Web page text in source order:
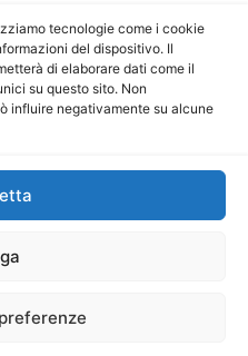
tecnologie come i cookie
del dispositivo. Il
di elaborare dati come il
su questo sito. Non
influire negativamente su alcune
Scaglione
Maria Calabrese
Cooperativa a r.l. è
di Comunicazione al
srl–info@ladigitale.it